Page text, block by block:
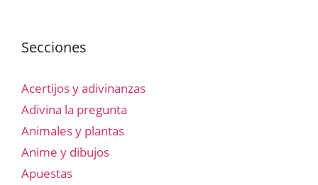
Secciones
Acertijos y adivinanzas
Adivina la pregunta
Animales y plantas
Anime y dibujos
Apuestas